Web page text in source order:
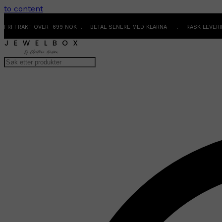
to content
FRI FRAKT OVER 699 NOK . BETAL SENERE MED KLARNA . RASK